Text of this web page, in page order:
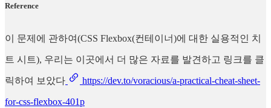
Reference
이 문제에 관하여(CSS Flexbox(컨테이너)에 대한 실용적인 치
트 시트), 우리는 이곳에서 더 많은 자료를 발견하고 링크를 클
릭하여 보았다 https://dev.to/voracious/a-practical-cheat-sheet-
for-css-flexbox-401p